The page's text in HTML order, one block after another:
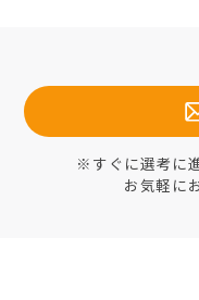
※すぐに選考に
お気軽に